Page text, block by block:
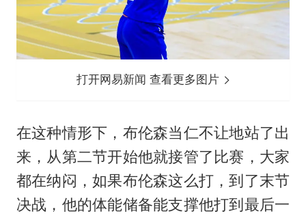
打开网易新闻 查看更多图片
在这种情形下，布伦森当仁不让地站了出
来，从第二节开始他就接管了比赛，大家
都在纳闷，如果布伦森这么打，到了末节
决战，他的体能储备能支撑他打到最后一